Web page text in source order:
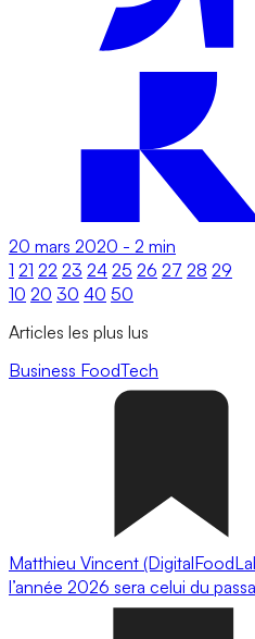
20 mars 2020 - 2 min
1 21 22 23 24 25 26 27 28 29
10 20 30 40 50
Articles les plus lus
Business FoodTech
Matthieu Vincent
l’année 2026 sera celui du